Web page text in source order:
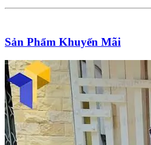
Sản Phẩm Khuyến Mãi